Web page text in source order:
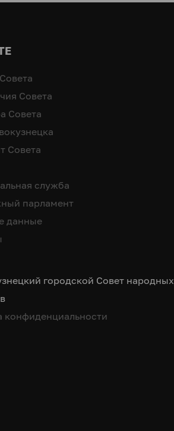
Совета
Совета
Совета
служба
парламент
данные
городской Совет народных
конфиденциальности